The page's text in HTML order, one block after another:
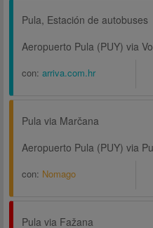
Pula, Estación de autobuses
Aeropuerto Pula (PUY) via
con: arriva.com.hr
Pula via Marčana
Aeropuerto Pula (PUY) via
con: Nomago
Pula via Fažana